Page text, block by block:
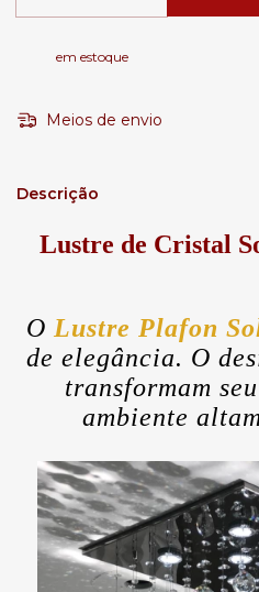
em estoque
Meios de envio
Descrição
Lustre de Cristal
O Lustre Plafon
de elegância. O
transformam
ambiente